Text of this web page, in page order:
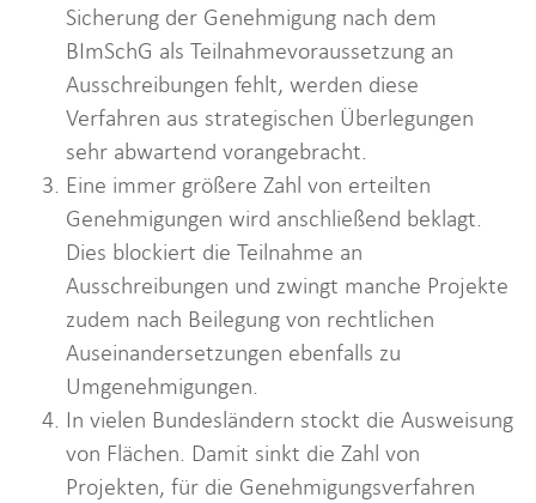
Sicherung der Genehmigung nach dem
BImSchG als Teilnahmevoraussetzung an
Ausschreibungen fehlt, werden diese
Verfahren aus strategischen Überlegungen
sehr abwartend vorangebracht.
Eine immer größere Zahl von erteilten
Genehmigungen wird anschließend beklagt.
Dies blockiert die Teilnahme an
Ausschreibungen und zwingt manche Projekte
zudem nach Beilegung von rechtlichen
Auseinandersetzungen ebenfalls zu
Umgenehmigungen.
In vielen Bundesländern stockt die Ausweisung
von Flächen. Damit sinkt die Zahl von
Projekten, für die Genehmigungsverfahren